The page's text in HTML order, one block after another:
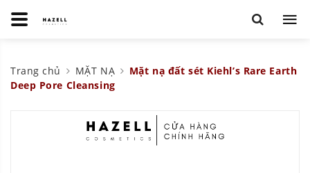
Trang chủ MẶT NẠ
Mặt nạ đất sét Kiehl’s Rare Earth
Deep Pore Cleansing